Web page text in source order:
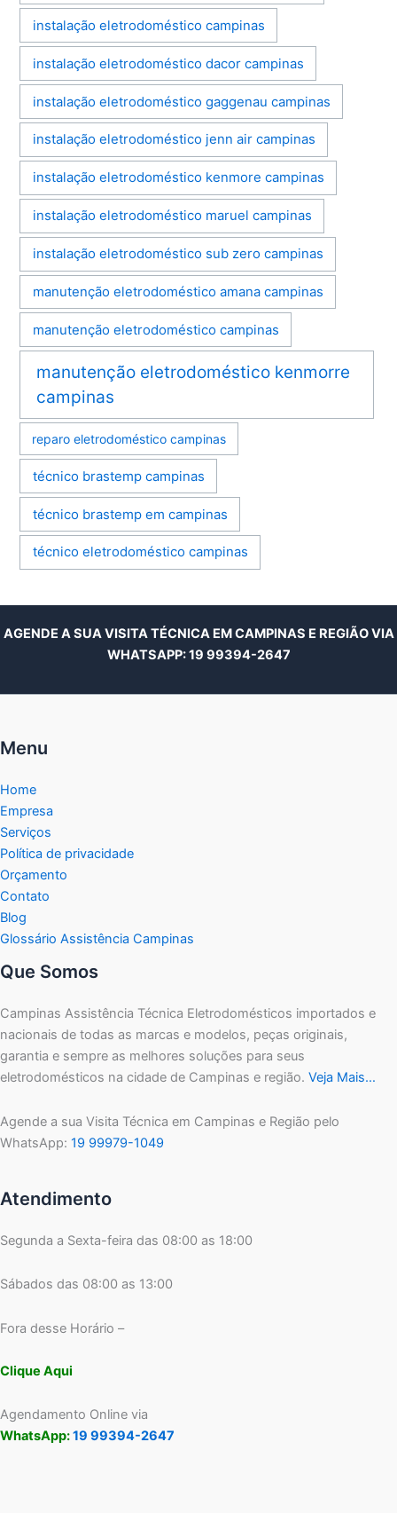
instalação eletrodoméstico campinas
instalação eletrodoméstico dacor campinas
instalação eletrodoméstico gaggenau campinas
instalação eletrodoméstico jenn air campinas
instalação eletrodoméstico kenmore campinas
instalação eletrodoméstico maruel campinas
instalação eletrodoméstico sub zero campinas
manutenção eletrodoméstico amana campinas
manutenção eletrodoméstico campinas
manutenção eletrodoméstico kenmorre
campinas
reparo eletrodoméstico campinas
técnico brastemp campinas
técnico brastemp em campinas
técnico eletrodoméstico campinas
AGENDE A SUA VISITA TÉCNICA EM CAMPINAS E REGIÃO VIA
WHATSAPP:19 99394-2647
Menu
Home
Empresa
Serviços
Política de privacidade
Orçamento
Contato
Blog
Glossário Assistência Campinas
Que Somos
Campinas Assistência Técnica Eletrodomésticos importados e
nacionais de todas as marcas e modelos, peças originais,
garantia e sempre as melhores soluções para seus
eletrodomésticos na cidade de Campinas e região. Veja Mais…
Agende a sua Visita Técnica em Campinas e Região pelo
WhatsApp: 19 99979-1049
Atendimento
Segunda a Sexta-feira das 08:00 as 18:00
Sábados das 08:00 as 13:00
Fora desse Horário –
Clique Aqui
Agendamento Online via
WhatsApp:19 99394-2647